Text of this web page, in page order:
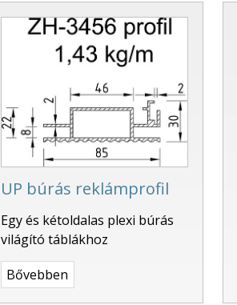
UP búrás reklámprofil
Egy és kétoldalas plexi búrás
világító táblákhoz
Bővebben